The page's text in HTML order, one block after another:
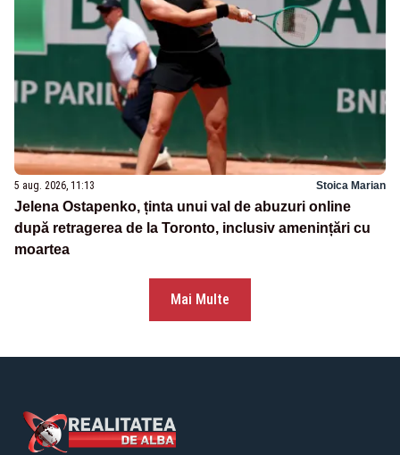
5 aug. 2026, 11:13 Stoica Marian
Jelena Ostapenko, ținta unui val de abuzuri online
după retragerea de la Toronto, inclusiv amenințări cu
moartea
Mai Multe